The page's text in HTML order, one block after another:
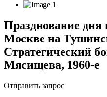
Празднование дня
Москве на
Стратегический
Мясищева, 1960-е
Отправить запрос